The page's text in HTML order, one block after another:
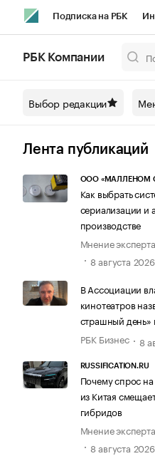
Подписка на РБК
Спецпроекты СПб
Технологии и медиа
РБК Компании
Выбор редакции
Лента публикаций
ООО «МАЛЛЕНОМ
Как выбрать
сериализации и
производстве
Мнение эксперта
8 августа 2026
В Ассоциации
кинотеатров
страшный день»
РБК Бизнес
8
RUSSIFICATION.RU
Почему спрос
из Китая
гибридов
Мнение эксперта
8 августа 2026